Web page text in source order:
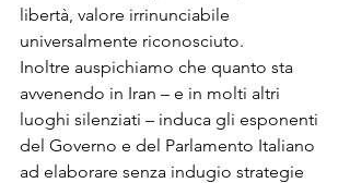
libertà, valore irrinunciabile
universalmente riconosciuto.
Inoltre auspichiamo che quanto sta
avvenendo in Iran – e in molti altri
luoghi silenziati – induca gli esponenti
del Governo e del Parlamento Italiano
ad elaborare senza indugio strategie